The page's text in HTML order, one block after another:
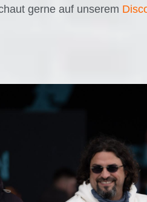
gerne auf unserem